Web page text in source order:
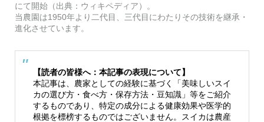
にて開始（出典：ウィキペディア）。
当農園は1950年より二代目、三代目にわたりその技術を継承・
進化させています。
【読者の皆様へ：本記事の表現について】
本記事は、農家としての経験に基づく「美味しいスイ
カの選び方・食べ方・保存方法・豆知識」等をご紹介
するものであり、特定の成分による健康効果や医学的
根拠を標榜するものではございません。スイカは農産